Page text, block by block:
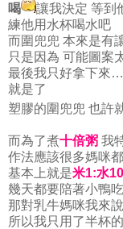
喝
讓我決定 等到
練他用水杯喝水吧
而圍兜兜 本來是有
只是因為 可能圖案
最後我只好拿下來
就是了
塑膠的圍兜兜 也許
而為了煮十倍粥 我
作法應該很多媽咪
基本上就是米1:水10
幾天都要陪著小鴨
那對乳牛媽咪我來
所以我只用了半杯